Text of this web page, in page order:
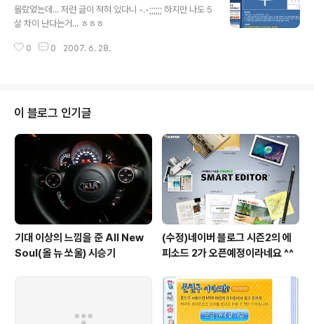
몰랐었는데... 저런 글이 적혀 있다니 -.-;;;;;; 하지만 나도 5
살 차이 난다는거... ㅎㅎㅎ
0 0 2007. 6. 28.
이 블로그 인기글
기대 이상의 느낌을 준 All New
Soul(올 뉴 쏘울) 시승기
(수정)네이버 블로그 시즌2의 에
피소드 2가 오픈예정이라네요 ^^